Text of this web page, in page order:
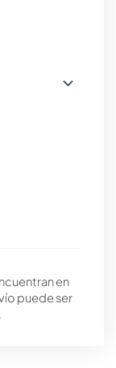
en
puede ser